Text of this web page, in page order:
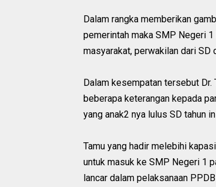
Dalam rangka memberikan
pemerintah maka SMP Negeri
masyarakat, perwakilan dari SD
Dalam kesempatan tersebut
beberapa keterangan kepada
yang anak2 nya lulus SD tahun
Tamu yang hadir melebihi
untuk masuk ke SMP Negeri 1
lancar dalam pelaksanaan